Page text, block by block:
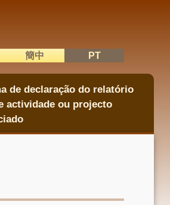
簡中 PT
de declaração do relatório
actividade ou projecto